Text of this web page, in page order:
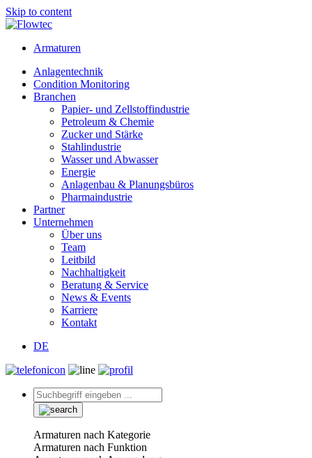
Skip to content
Armaturen
Anlagentechnik
Condition Monitoring
Branchen
Papier- und Zellstoffindustrie
Petroleum & Chemie
Zucker und Stärke
Stahlindustrie
Wasser und Abwasser
Energie
Anlagenbau & Planungsbüros
Pharmaindustrie
Partner
Unternehmen
Über uns
Team
Leitbild
Nachhaltigkeit
Beratung & Service
News & Events
Karriere
Kontakt
DE
Armaturen nach Kategorie
Armaturen nach Funktion